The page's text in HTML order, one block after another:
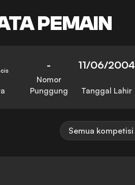
PEMAIN
-
Nomor
Punggung
11/06/2004
Tanggal Lahir
Semua kompetisi